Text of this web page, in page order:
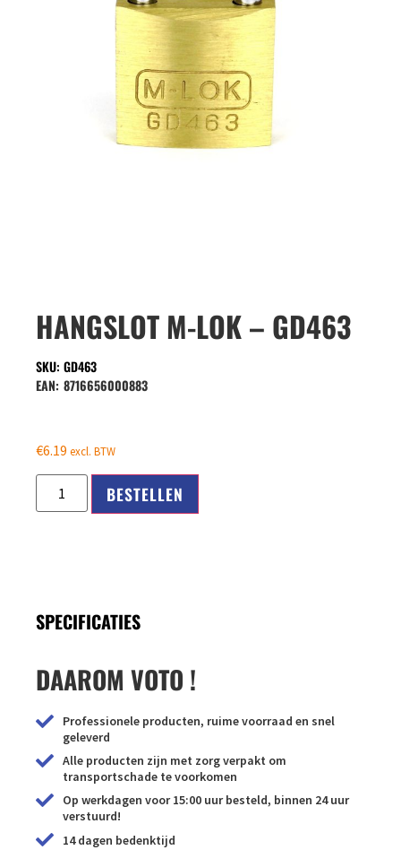
HANGSLOT M-LOK – GD463
SKU: GD463
EAN: 8716656000883
€6.19 excl. BTW
BESTELLEN
SPECIFICATIES
DAAROM VOTO !
Professionele producten, ruime voorraad en snel
geleverd
Alle producten zijn met zorg verpakt om
transportschade te voorkomen
Op werkdagen voor 15:00 uur besteld, binnen 24 uur
verstuurd!
14 dagen bedenktijd